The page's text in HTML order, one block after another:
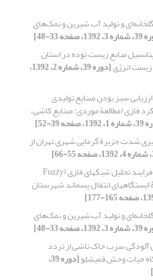
و تولید آب شیرین و نمک‌های
صفحه 33-48]
منابع زیست توده در استان
انرژی [دوره 39، شماره 2، 1392،
سبز بودن صنایع تولیدی
فازی (مطالعة موردی: صنایع کاشی،
39-52]
شدت جزیرة گرمایی شهری تهران از
به کارگیری فرایند تحلیل شبکه‎ای فازی (Fuzzy
ANP) در شناسایی مکان بهینۀ ایستگاه‎های انتقال پسماند شهرستان
و تولید آب شیرین و نمک‌های
صفحه 33-48]
سرب خاک ناشی از تردد
حیات وحش قمیشلو [دوره 39،